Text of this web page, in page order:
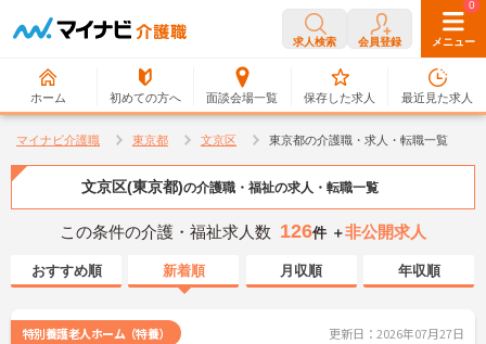
求人検索 会員登録 メニュー
ホーム 初めての方へ 面談会場一覧
0
保存した求人
0
最近見た求人
マイナビ介護職 東京都 文京区 東京都の介護職・求人・転職一覧
文京区(東京都)の介護職・福祉の求人・転職一覧
この条件の介護・福祉求人数 126件 ＋非公開求人
おすすめ順 新着順 月収順 年収順
特別養護老人ホーム（特養） 更新日：2026年07月27日